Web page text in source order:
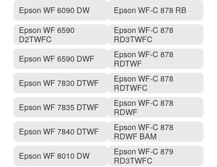
Epson WF 6090 DW
Epson WF 6590
D2TWFC
Epson WF 6590 DWF
Epson WF 7830 DTWF
Epson WF 7835 DTWF
Epson WF 7840 DTWF
Epson WF 8010 DW
Epson WF-C 878 RB
Epson WF-C 878
RD3TWFC
Epson WF-C 878
RDTWF
Epson WF-C 878
RDTWFC
Epson WF-C 878
RDWF
Epson WF-C 878
RDWF BAM
Epson WF-C 879
RD3TWFC